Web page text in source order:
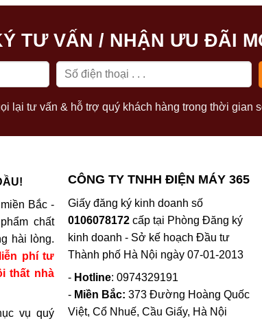
TƯ VẤN / NHẬN ƯU ĐÃI
lại tư vấn & hỗ trợ quý khách hàng trong thời gian
Bắc -
chất
hài lòng.
phí tư
thất nhà
vụ quý
CÔNG TY TNHH ĐIỆN MÁY 365
Giấy đăng ký kinh doanh số
0106078172cấp tại Phòng Đăng ký
kinh doanh - Sở kế hoạch Đầu tư
Thành phố Hà Nội ngày 07-01-2013
- Hotline: 0974329191
- Miền Bắc: 373 Đường Hoàng Quốc
Việt, Cổ Nhuế, Cầu Giấy, Hà Nội